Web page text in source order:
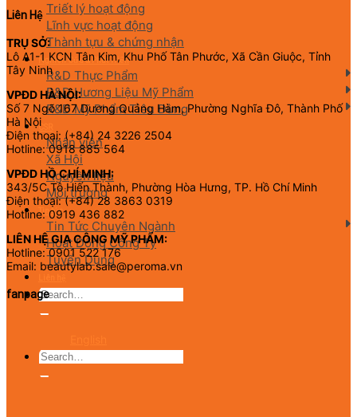
Triết lý hoạt động
Lĩnh vực hoạt động
Thành tựu & chứng nhận
Nghiên Cứu & Phát Triển
R&D Thực Phẩm
R&D Hương Liệu Mỹ Phẩm
R&D Mỹ Phẩm Tiêu Dùng
CSR
Nhân viên
Xã Hội
Nguyên liệu
Môi trường
Tin tức
Tin Tức Chuyên Ngành
Hoạt Động Công Ty
Tuyển Dụng
Liên Hệ
TRỤ SỞ:
Lô A1-1 KCN Tân Kim, Khu Phố Tân Phước, Xã Cần Giuộc, Tỉnh
Tây Ninh
VPĐD HÀ NỘI:
Số 7 Ngõ 167 Dương Quảng Hàm, Phường Nghĩa Đô, Thành Phố
Hà Nội
Điện thoại: (+84) 24 3226 2504
Hotline: 0918 885 564
VPĐD HỒ CHÍ MINH:
343/5C Tô Hiến Thành, Phường Hòa Hưng, TP. Hồ Chí Minh
Điện thoại: (+84) 28 3863 0319
Hotline: 0919 436 882
LIÊN HỆ GIA CÔNG MỸ PHẨM:
Hotline: 0901 522 176
Email: beautylab.sale@peroma.vn
fanpage